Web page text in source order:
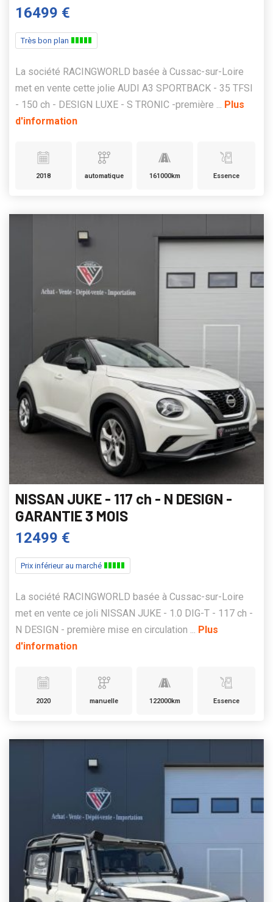
16499 €
Très bon plan
La société RACINGWORLD basée à Cussac-sur-Loire
met en vente cette jolie AUDI A3 SPORTBACK - 35 TFSI
- 150 ch - DESIGN LUXE - S TRONIC -première ... Plus
d'information
2018 automatique 161000km Essence
NISSAN JUKE - 117 ch - N DESIGN -
GARANTIE 3 MOIS
12499 €
Prix inférieur au marché
La société RACINGWORLD basée à Cussac-sur-Loire
met en vente ce joli NISSAN JUKE - 1.0 DIG-T - 117 ch -
N DESIGN - première mise en circulation ... Plus
d'information
2020 manuelle 122000km Essence